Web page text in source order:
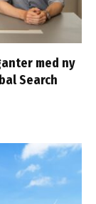
med ny
Search